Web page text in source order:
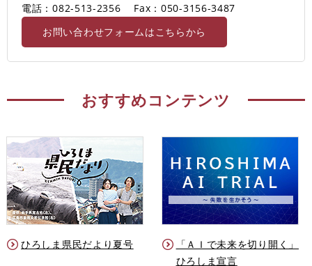
電話：082-513-2356
Fax：050-3156-3487
お問い合わせフォームはこちらから
おすすめコンテンツ
ひろしま県民だより夏号
「ＡＩで未来を切り開く」
ひろしま宣言